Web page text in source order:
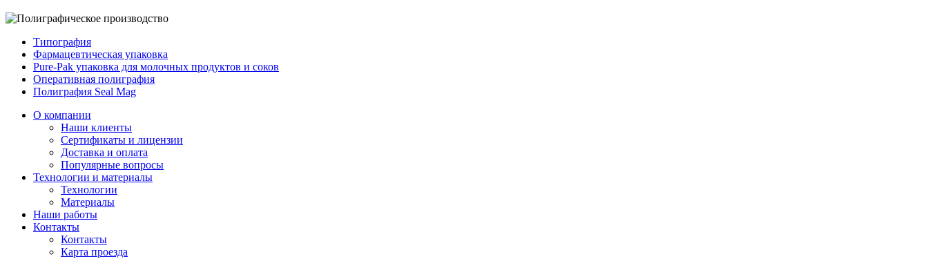
Типография
Фармацевтическая упаковка
Pure-Pak упаковка для молочных продуктов и соков
Оперативная полиграфия
Полиграфия Seal Mag
О компании
Наши клиенты
Сертификаты и лицензии
Доставка и оплата
Популярные вопросы
Технологии и материалы
Технологии
Материалы
Наши работы
Контакты
Контакты
Карта проезда